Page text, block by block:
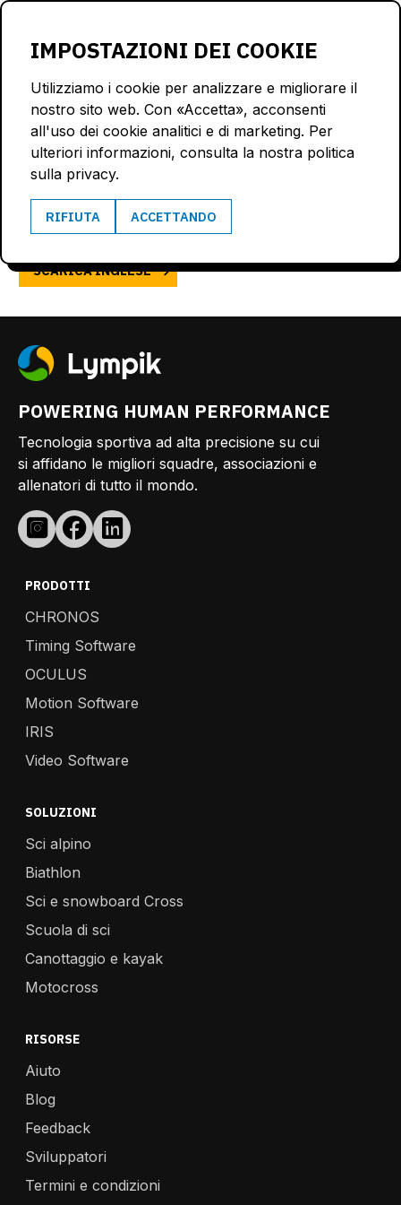
IMPOSTAZIONI DEI COOKIE
Utilizziamo i cookie per analizzare e migliorare il
nostro sito web. Con «Accetta», acconsenti
all'uso dei cookie analitici e di marketing. Per
ulteriori informazioni, consulta la nostra politica
sulla privacy.
RIFIUTA ACCETTANDO
TERMINI E CONDIZIONI
SCARICA TEDESCO
SCARICA INGLESE
POWERING HUMAN PERFORMANCE
Tecnologia sportiva ad alta precisione su cui
si affidano le migliori squadre, associazioni e
allenatori di tutto il mondo.
PRODOTTI
CHRONOS
Timing Software
OCULUS
Motion Software
IRIS
Video Software
SOLUZIONI
Sci alpino
Biathlon
Sci e snowboard Cross
Scuola di sci
Canottaggio e kayak
Motocross
RISORSE
Aiuto
Blog
Feedback
Sviluppatori
Termini e condizioni